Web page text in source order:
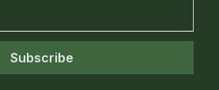
Subscribe